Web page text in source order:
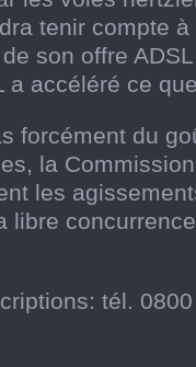
tenir compte à
son offre
a accéléré ce
forcément du
la
les
libre
tél.